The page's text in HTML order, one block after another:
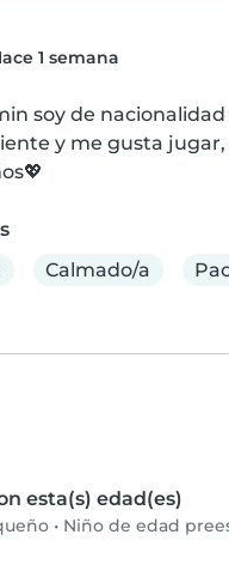
1 semana
soy de
y me gusta
Calmado/a
esta(s) edad(es)
• Niño de edad